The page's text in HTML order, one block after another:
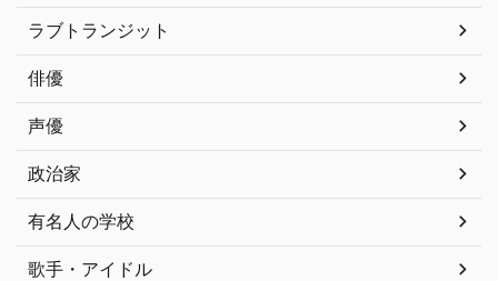
ラブトランジット
俳優
声優
政治家
有名人の学校
歌手・アイドル